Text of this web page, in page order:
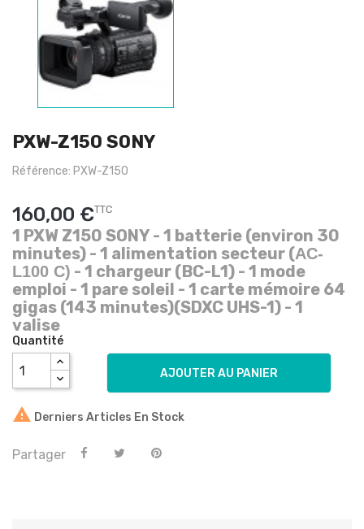
PXW-Z150 SONY
Référence: PXW-Z150
160,00 €TTC
1 PXW Z150 SONY - 1 batterie (environ 30
minutes) - 1 alimentation secteur (AC-
L100 C) - 1 chargeur (BC-L1) - 1 mode
emploi - 1 pare soleil - 1 carte mémoire 64
gigas (143 minutes)(SDXC UHS-1) - 1
valise
Quantité
AJOUTER AU PANIER
 Derniers Articles En Stock
Partager